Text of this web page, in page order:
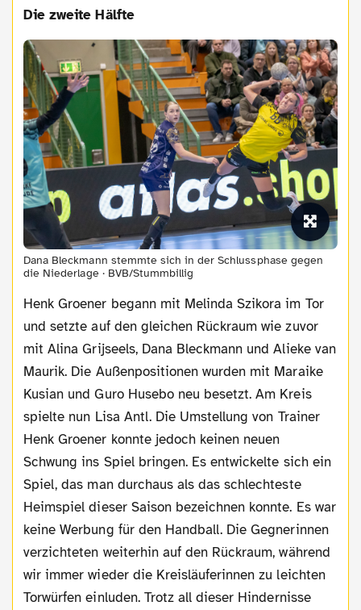
Die zweite Hälfte
Dana Bleckmann stemmte sich in der Schlussphase gegen
die Niederlage · BVB/Stummbillig
Henk Groener begann mit Melinda Szikora im Tor
und setzte auf den gleichen Rückraum wie zuvor
mit Alina Grijseels, Dana Bleckmann und Alieke van
Maurik. Die Außenpositionen wurden mit Maraike
Kusian und Guro Husebo neu besetzt. Am Kreis
spielte nun Lisa Antl. Die Umstellung von Trainer
Henk Groener konnte jedoch keinen neuen
Schwung ins Spiel bringen. Es entwickelte sich ein
Spiel, das man durchaus als das schlechteste
Heimspiel dieser Saison bezeichnen konnte. Es war
keine Werbung für den Handball. Die Gegnerinnen
verzichteten weiterhin auf den Rückraum, während
wir immer wieder die Kreisläuferinnen zu leichten
Torwürfen einluden. Trotz all dieser Hindernisse